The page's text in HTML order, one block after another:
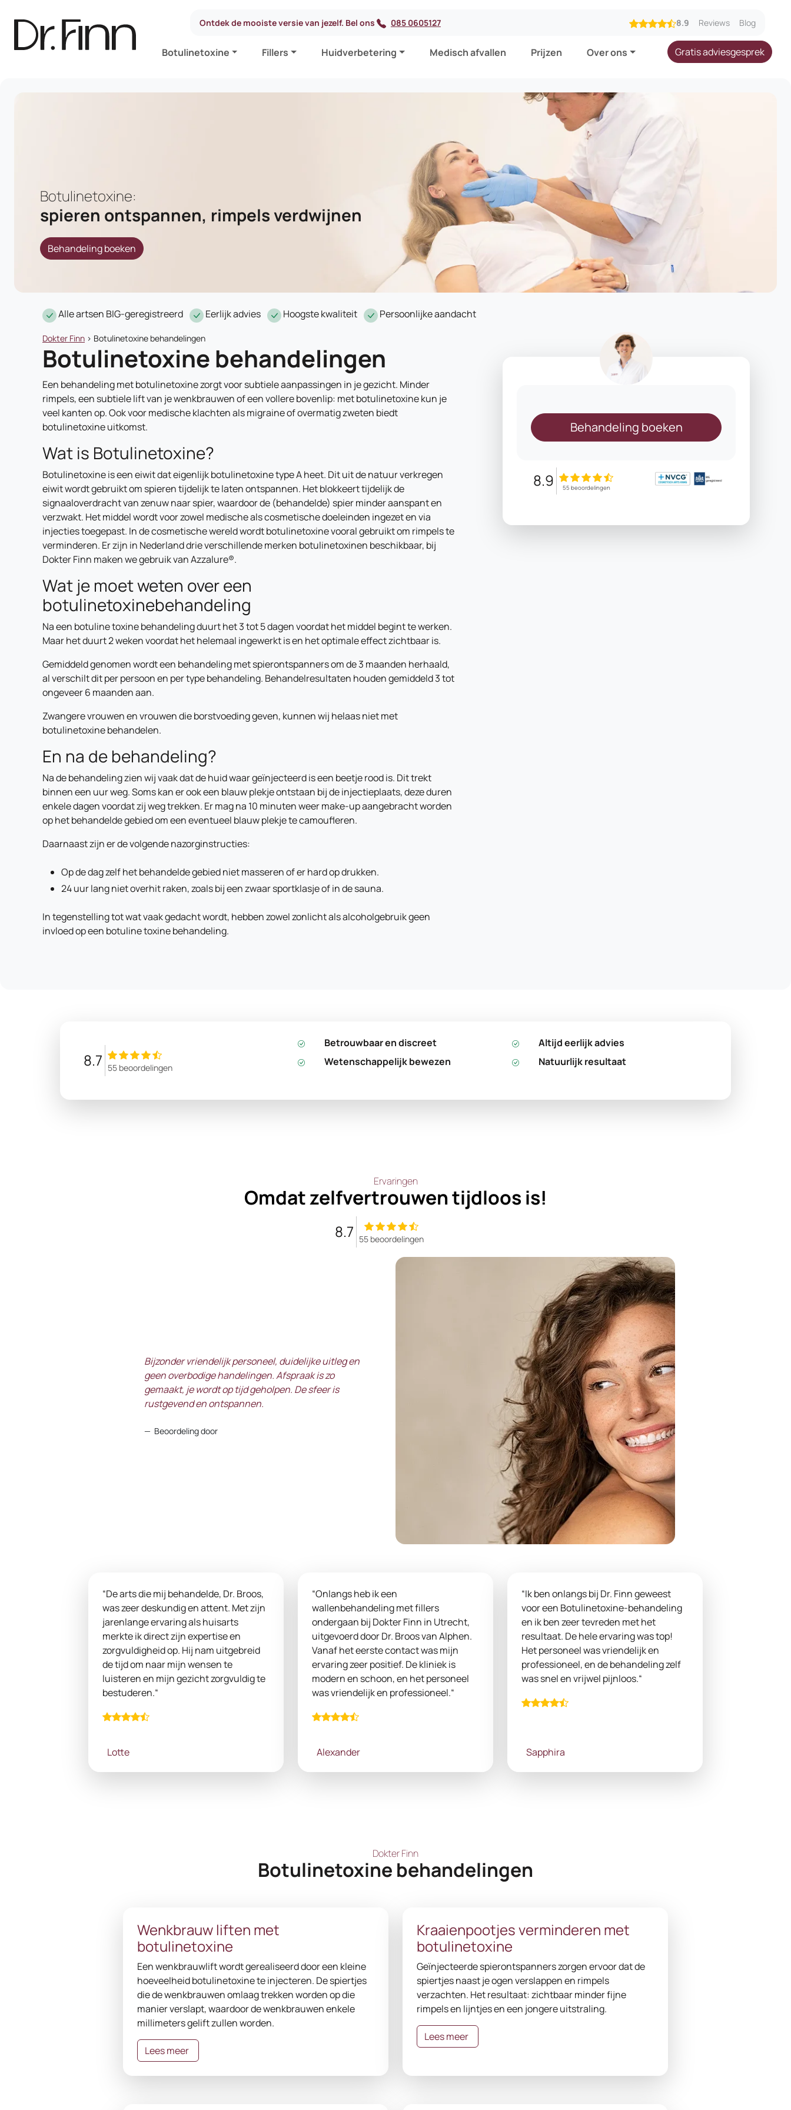
Ontdek de mooiste versie van jezelf. Bel ons 085 0605127 8.9 Reviews Blog
Botulinetoxine Fillers Huidverbetering Medisch afvallen Prijzen Over ons Gratis adviesgesprek
Botulinetoxine:
spieren ontspannen, rimpels verdwijnen
Behandeling boeken
Alle artsen BIG-geregistreerd Eerlijk advies Hoogste kwaliteit Persoonlijke aandacht
Dokter Finn > Botulinetoxine behandelingen
Botulinetoxine behandelingen
Een behandeling met botulinetoxine zorgt voor subtiele aanpassingen in je gezicht. Minder
rimpels, een subtiele lift van je wenkbrauwen of een vollere bovenlip: met botulinetoxine kun je
veel kanten op. Ook voor medische klachten als migraine of overmatig zweten biedt
botulinetoxine uitkomst.
Wat is Botulinetoxine?
Botulinetoxine is een eiwit dat eigenlijk botulinetoxine type A heet. Dit uit de natuur verkregen
eiwit wordt gebruikt om spieren tijdelijk te laten ontspannen. Het blokkeert tijdelijk de
signaaloverdracht van zenuw naar spier, waardoor de (behandelde) spier minder aanspant en
verzwakt. Het middel wordt voor zowel medische als cosmetische doeleinden ingezet en via
injecties toegepast. In de cosmetische wereld wordt botulinetoxine vooral gebruikt om rimpels te
verminderen. Er zijn in Nederland drie verschillende merken botulinetoxinen beschikbaar, bij
Dokter Finn maken we gebruik van Azzalure®.
Wat je moet weten over een
botulinetoxinebehandeling
Na een botuline toxine behandeling duurt het 3 tot 5 dagen voordat het middel begint te werken.
Maar het duurt 2 weken voordat het helemaal ingewerkt is en het optimale effect zichtbaar is.
Gemiddeld genomen wordt een behandeling met spierontspanners om de 3 maanden herhaald,
al verschilt dit per persoon en per type behandeling. Behandelresultaten houden gemiddeld 3 tot
ongeveer 6 maanden aan.
Zwangere vrouwen en vrouwen die borstvoeding geven, kunnen wij helaas niet met
botulinetoxine behandelen.
En na de behandeling?
Na de behandeling zien wij vaak dat de huid waar geïnjecteerd is een beetje rood is. Dit trekt
binnen een uur weg. Soms kan er ook een blauw plekje ontstaan bij de injectieplaats, deze duren
enkele dagen voordat zij weg trekken. Er mag na 10 minuten weer make-up aangebracht worden
op het behandelde gebied om een eventueel blauw plekje te camoufleren.
Daarnaast zijn er de volgende nazorginstructies:
Op de dag zelf het behandelde gebied niet masseren of er hard op drukken.
24 uur lang niet overhit raken, zoals bij een zwaar sportklasje of in de sauna.
In tegenstelling tot wat vaak gedacht wordt, hebben zowel zonlicht als alcoholgebruik geen
invloed op een botuline toxine behandeling.
Behandeling boeken
8.9 55 beoordelingen
8.7 55 beoordelingen
Betrouwbaar en discreet
Altijd eerlijk advies
Wetenschappelijk bewezen
Natuurlijk resultaat
Ervaringen
Omdat zelfvertrouwen tijdloos is!
8.7 55 beoordelingen
Bijzonder vriendelijk personeel, duidelijke uitleg en
geen overbodige handelingen. Afspraak is zo
gemaakt, je wordt op tijd geholpen. De sfeer is
rustgevend en ontspannen.
Beoordeling door
“De arts die mij behandelde, Dr. Broos,
was zeer deskundig en attent. Met zijn
jarenlange ervaring als huisarts
merkte ik direct zijn expertise en
zorgvuldigheid op. Hij nam uitgebreid
de tijd om naar mijn wensen te
luisteren en mijn gezicht zorgvuldig te
bestuderen.“
Lotte
“Onlangs heb ik een
wallenbehandeling met fillers
ondergaan bij Dokter Finn in Utrecht,
uitgevoerd door Dr. Broos van Alphen.
Vanaf het eerste contact was mijn
ervaring zeer positief. De kliniek is
modern en schoon, en het personeel
was vriendelijk en professioneel.“
Alexander
“Ik ben onlangs bij Dr. Finn geweest
voor een Botulinetoxine-behandeling
en ik ben zeer tevreden met het
resultaat. De hele ervaring was top!
Het personeel was vriendelijk en
professioneel, en de behandeling zelf
was snel en vrijwel pijnloos.“
Sapphira
Dokter Finn
Botulinetoxine behandelingen
Wenkbrauw liften met
botulinetoxine
Een wenkbrauwlift wordt gerealiseerd door een kleine
hoeveelheid botulinetoxine te injecteren. De spiertjes
die de wenkbrauwen omlaag trekken worden op die
manier verslapt, waardoor de wenkbrauwen enkele
millimeters gelift zullen worden.
Lees meer
Kraaienpootjes verminderen met
botulinetoxine
Geïnjecteerde spierontspanners zorgen ervoor dat de
spiertjes naast je ogen verslappen en rimpels
verzachten. Het resultaat: zichtbaar minder fijne
rimpels en lijntjes en een jongere uitstraling.
Lees meer